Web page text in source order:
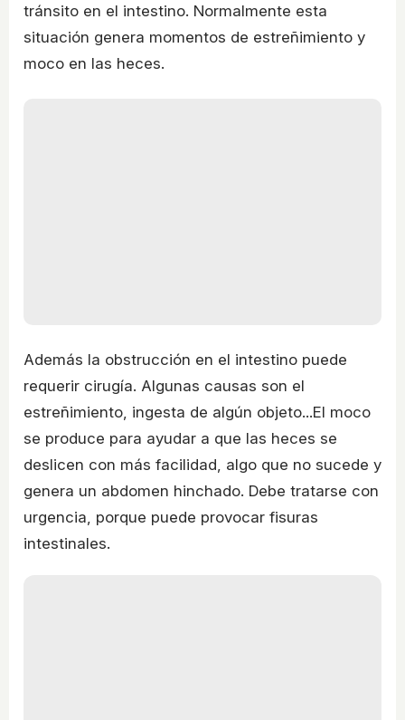
tránsito en el intestino. Normalmente esta
situación genera momentos de estreñimiento y
moco en las heces.
Además la obstrucción en el intestino puede
requerir cirugía. Algunas causas son el
estreñimiento, ingesta de algún objeto...El moco
se produce para ayudar a que las heces se
deslicen con más facilidad, algo que no sucede y
genera un abdomen hinchado. Debe tratarse con
urgencia, porque puede provocar fisuras
intestinales.